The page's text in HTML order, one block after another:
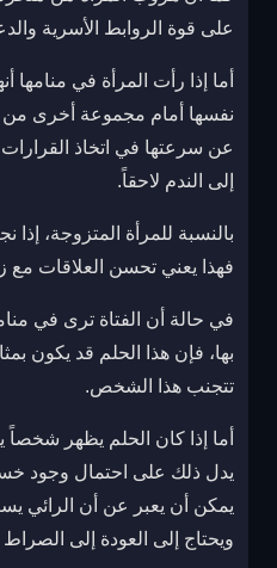
على قوة الروابط الأسرية
أما إذا رأت المرأة في
نفسها أمام مجموعة أخرى من
عن سرعتها في اتخاذ
إلى الندم لاحقاً.
بالنسبة للمرأة المتزوجة،
فهذا يعني تحسن العلاقات مع
في حالة أن الفتاة ترى في
بها، فإن هذا الحلم قد يكون
تتجنب هذا الشخص.
أما إذا كان الحلم يظهر شخصاً
يدل ذلك على احتمال وجود
يمكن أن يعبر عن أن الرائي
ويحتاج إلى العودة إلى